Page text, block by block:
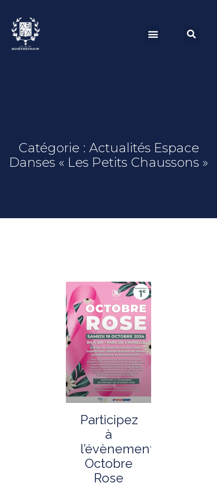
Catégorie : Actualités Espace
Danses « Les Petits Chaussons »
Participez
à
l’évènement
Octobre
Rose